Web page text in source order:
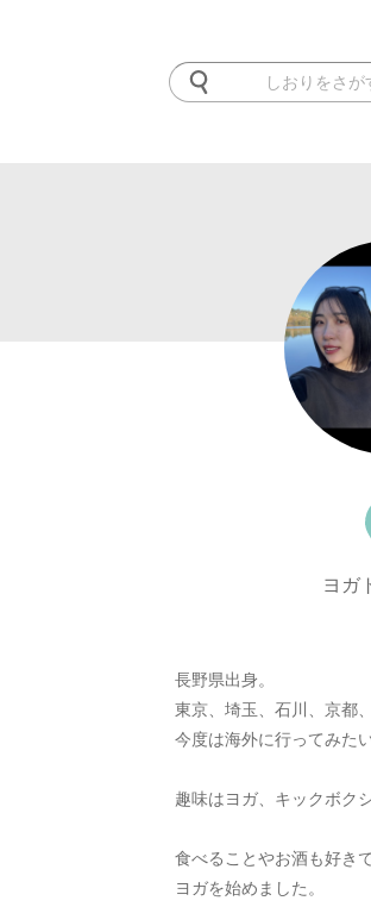
ヨガ
長野県出身。
東京、埼玉、石川、京都
今度は海外に行ってみた
趣味はヨガ、キックボク
食べることやお酒も好き
ヨガを始めました。